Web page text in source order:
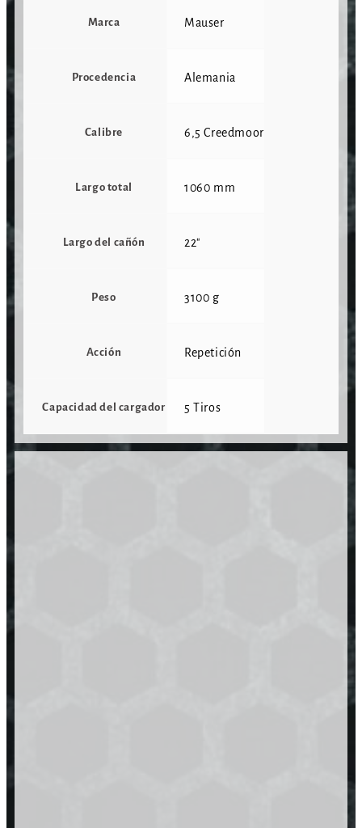
Marca Mauser
Procedencia Alemania
Calibre 6,5 Creedmoor
Largo total 1060 mm
Largo del cañón 22"
Peso 3100 g
Acción Repetición
Capacidad del cargador 5 Tiros